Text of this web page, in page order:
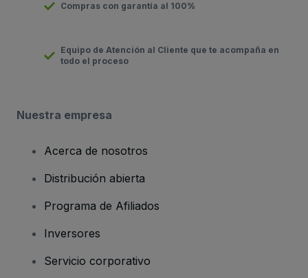
Compras con garantía al 100%
Equipo de Atención al Cliente que te acompaña en
todo el proceso
Nuestra empresa
Acerca de nosotros
Distribución abierta
Programa de Afiliados
Inversores
Servicio corporativo